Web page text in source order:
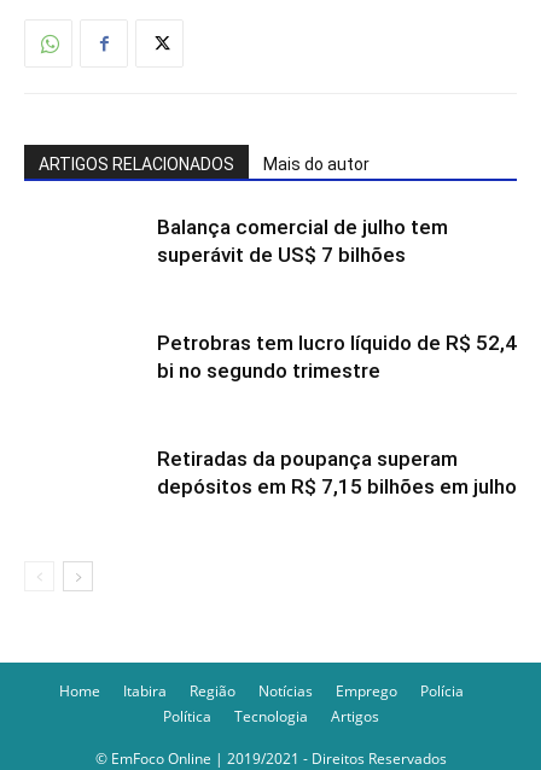
ARTIGOS RELACIONADOS Mais do autor
Balança comercial de julho tem
superávit de US$ 7 bilhões
Petrobras tem lucro líquido de R$ 52,4
bi no segundo trimestre
Retiradas da poupança superam
depósitos em R$ 7,15 bilhões em julho
Home Itabira Região Notícias Emprego
Polícia
Política
Tecnologia Artigos
© EmFoco Online | 2019/2021 - Direitos Reservados